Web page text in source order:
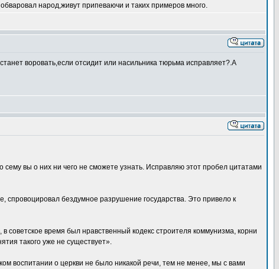
народ,живут припеваючи и таких примеров много.
воровать,если отсидит или насильника тюрьма исправляет?.А
сему вы о них ни чего не сможете узнать. Исправляю этот пробел цитатами
бездумное разрушение государства. Это привело к
время был нравственный кодекс строителя коммунизма, корни
такого уже не существует».
воспитании о церкви не было никакой речи, тем не менее, мы с вами